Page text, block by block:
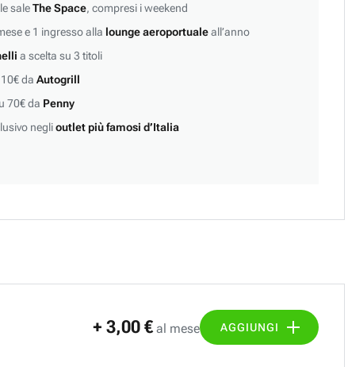
saleThe Space, compresi i weekend
e 1 ingresso alla lounge aeroportualeall’anno
a scelta su 3 titoli
da Autogrill
70€ da Penny
neglioutlet più famosi d’Italia
+ 3,00 € al mese AGGIUNGI